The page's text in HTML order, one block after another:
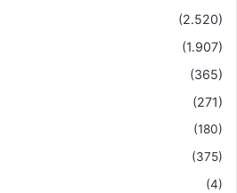
(2.520)
(1.907)
(365)
(271)
(180)
(375)
(4)